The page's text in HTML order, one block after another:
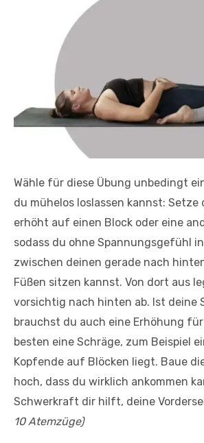
Wähle für diese Übung unbedingt
du mühelos loslassen kannst: Setze
erhöht auf einen Block oder eine
sodass du ohne Spannungsgefühl
zwischen deinen gerade nach
Füßen sitzen kannst. Von dort aus
vorsichtig nach hinten ab. Ist deine
brauchst du auch eine Erhöhung für
besten eine Schräge, zum Beispiel
Kopfende auf Blöcken liegt. Baue
hoch, dass du wirklich ankommen
Schwerkraft dir hilft, deine
10 Atemzüge)